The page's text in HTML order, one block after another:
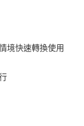
式。 讓您購物簡單
「AFTEE先享後付」
，可透過四大超商／
。
境快速轉換使用